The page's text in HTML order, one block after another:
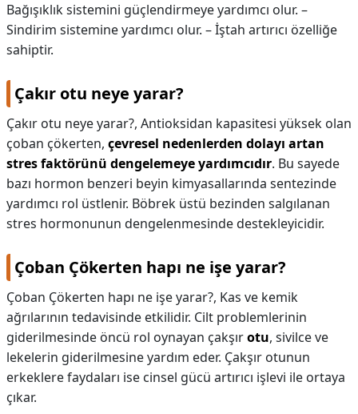
Bağışıklık sistemini güçlendirmeye yardımcı olur. –
Sindirim sistemine yardımcı olur. – İştah artırıcı özelliğe
sahiptir.
Çakır otu neye yarar?
Çakır otu neye yarar?, Antioksidan kapasitesi yüksek olan
çoban çökerten, çevresel nedenlerden dolayı artan
stres faktörünü dengelemeye yardımcıdır. Bu sayede
bazı hormon benzeri beyin kimyasallarında sentezinde
yardımcı rol üstlenir. Böbrek üstü bezinden salgılanan
stres hormonunun dengelenmesinde destekleyicidir.
Çoban Çökerten hapı ne işe yarar?
Çoban Çökerten hapı ne işe yarar?, Kas ve kemik
ağrılarının tedavisinde etkilidir. Cilt problemlerinin
giderilmesinde öncü rol oynayan çakşırotu, sivilce ve
lekelerin giderilmesine yardım eder. Çakşır otunun
erkeklere faydaları ise cinsel gücü artırıcı işlevi ile ortaya
çıkar.